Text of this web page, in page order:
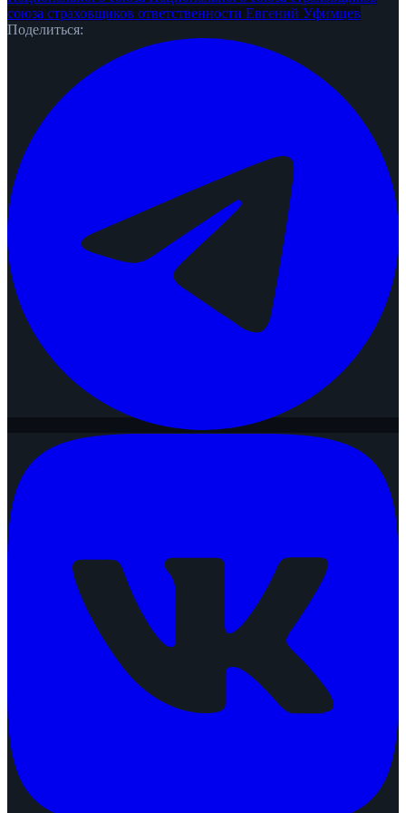
союза страховщиков ответственности Евгений Уфимцев
Поделиться: